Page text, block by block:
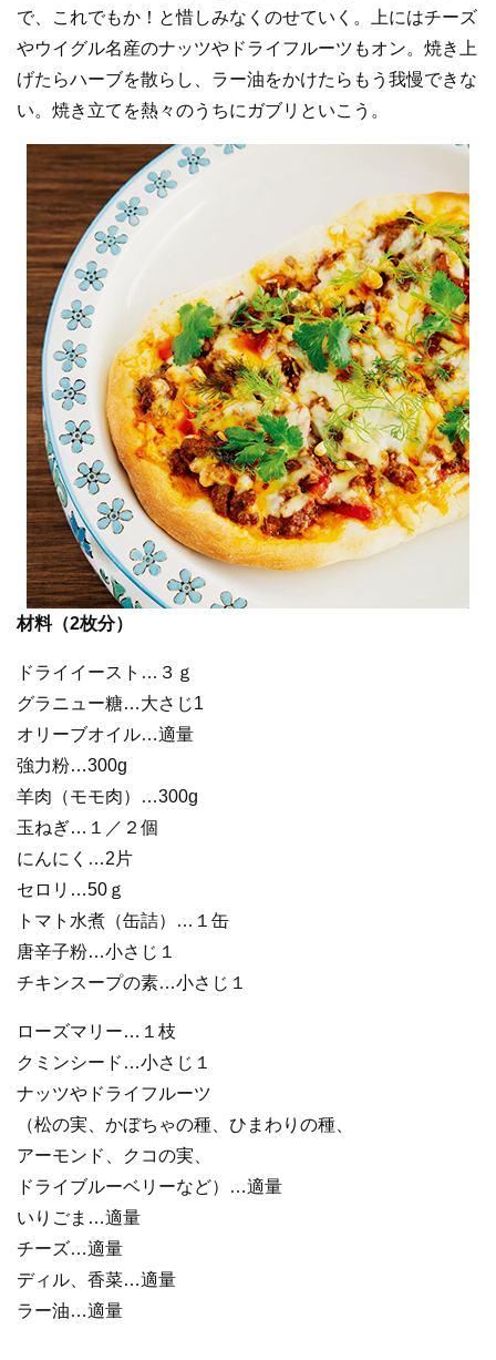
で、これでもか！と惜しみなくのせていく。上にはチーズ
やウイグル名産のナッツやドライフルーツもオン。焼き上
げたらハーブを散らし、ラー油をかけたらもう我慢できな
い。焼き立てを熱々のうちにガブリといこう。
材料（2枚分）
ドライイースト…３ｇ
グラニュー糖…大さじ1
オリーブオイル…適量
強力粉…300g
羊肉（モモ肉）…300g
玉ねぎ…１／２個
にんにく…2片
セロリ…50ｇ
トマト水煮（缶詰）…１缶
唐辛子粉…小さじ１
チキンスープの素…小さじ１
ローズマリー…１枝
クミンシード…小さじ１
ナッツやドライフルーツ
（松の実、かぼちゃの種、ひまわりの種、
アーモンド、クコの実、
ドライブルーベリーなど）…適量
いりごま…適量
チーズ…適量
ディル、香菜…適量
ラー油…適量